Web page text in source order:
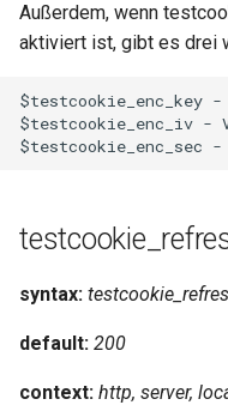
Außerdem, wenn
aktiviert ist, gibt es drei
$testcookie_enc_key
$testcookie_enc_iv -
syntax:
default: 200
context: http, server,